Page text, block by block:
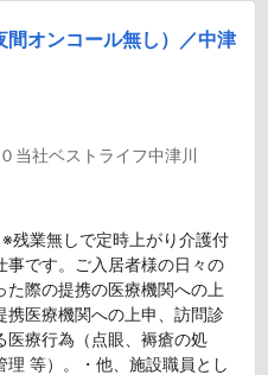
オンコール無し）／中津
当社ベストライフ中津川
残業無しで定時上がり介護付
事です。ご入居者様の日々の
際の提携の医療機関への上
携医療機関への上申、訪問診
医療行為（点眼、褥瘡の処
等）。・他、施設職員とし